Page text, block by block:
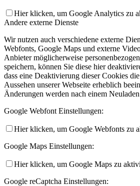
Hier klicken, um Google Analytics zu
Andere externe Dienste
Wir nutzen auch verschiedene externe
Webfonts, Google Maps und externe
Anbieter möglicherweise
speichern, können Sie diese hier
dass eine Deaktivierung dieser Cookies
Aussehen unserer Webseite erheblich
Änderungen werden nach einem
Google Webfont Einstellungen:
Hier klicken, um Google Webfonts zu
Google Maps Einstellungen:
Hier klicken, um Google Maps zu
Google reCaptcha Einstellungen: